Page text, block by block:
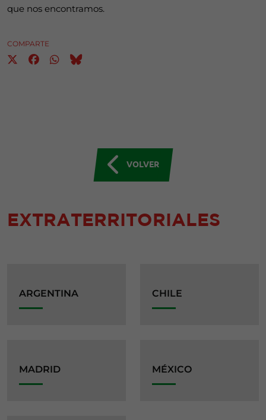
que nos encontramos.
COMPARTE
VOLVER
EXTRATERRITORIALES
ARGENTINA CHILE
MADRID MÉXICO